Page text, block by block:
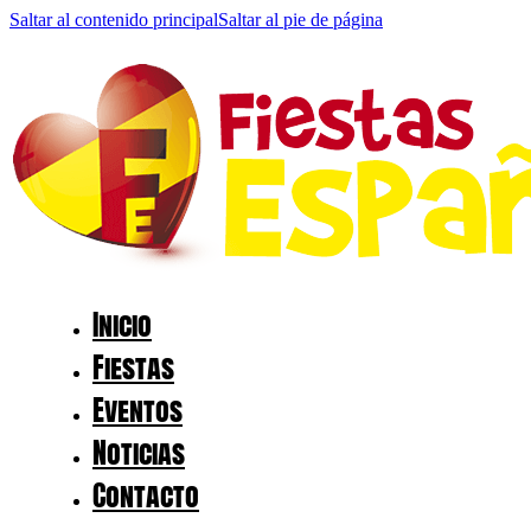
Saltar al contenido principalSaltar al pie de página
Inicio
Fiestas
Eventos
Noticias
Contacto